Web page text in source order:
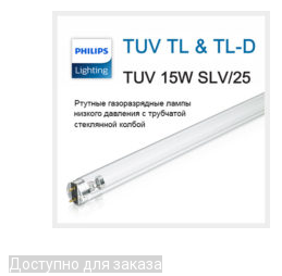
Доступно для заказа